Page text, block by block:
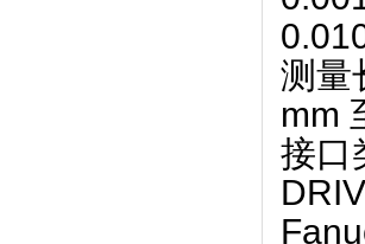
测量
mm
接口